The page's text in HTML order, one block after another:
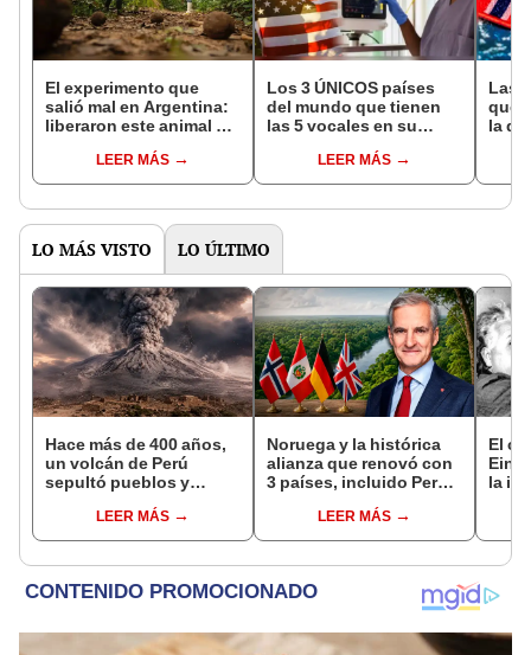
El experimento que
salió mal en Argentina:
liberaron este animal y
bosques milenarios de
la Patagonia
LEER MÁS
Los 3 ÚNICOS países
del mundo que tienen
las 5 vocales en su
con unoLEER MÁS
Las
que
la de
LO MÁS VISTO LO ÚLTIMO
Hace más de 400 años,
un volcán de Perú
sepultó pueblos y
veranos más fríos de la
historia: sigue bajo
LEER MÁS
Noruega y la histórica
alianza que renovó con
3 países, incluido Perú,
deforestación de la
Amazonía al 2030
LEER MÁS
El
la